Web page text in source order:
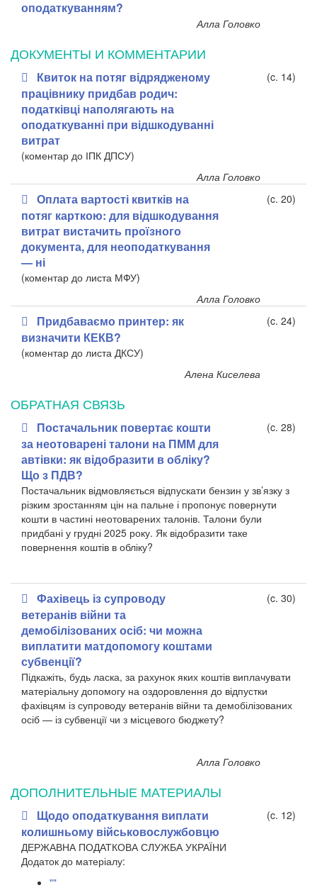
оподаткуванням?
Алла Головко
ДОКУМЕНТЫ И КОММЕНТАРИИ
Квиток на потяг відрядженому
працівнику придбав родич:
податківці наполягають на
оподаткуванні при відшкодуванні
витрат
(c. 14)
(коментар до ІПК ДПСУ)
Алла Головко
Оплата вартості квитків на
потяг карткою: для відшкодування
витрат вистачить проїзного
документа, для неоподаткування
— ні
(c. 20)
(коментар до листа МФУ)
Алла Головко
Придбаваємо принтер: як
визначити КЕКВ?
(c. 24)
(коментар до листа ДКСУ)
Алена Киселева
ОБРАТНАЯ СВЯЗЬ
Постачальник повертає кошти
за неотоварені талони на ПММ для
автівки: як відобразити в обліку?
Що з ПДВ?
(c. 28)
Постачальник відмовляється відпускати бензин у зв’язку з
різким зростанням цін на пальне і пропонує повернути
кошти в частині неотоварених талонів. Талони були
придбані у грудні 2025 року. Як відобразити таке
повернення коштів в обліку?
Фахівець із супроводу
ветеранів війни та
демобілізованих осіб: чи можна
виплатити матдопомогу коштами
субвенції?
(c. 30)
Підкажіть, будь ласка, за рахунок яких коштів виплачувати
матеріальну допомогу на оздоровлення до відпустки
фахівцям із супроводу ветеранів війни та демобілізованих
осіб — із субвенції чи з місцевого бюджету?
Алла Головко
ДОПОЛНИТЕЛЬНЫЕ МАТЕРИАЛЫ
Щодо оподаткування виплати
колишньому військовослужбовцю
(c. 12)
ДЕРЖАВНА ПОДАТКОВА СЛУЖБА УКРАЇНИ
​Додаток до матеріалу:
""